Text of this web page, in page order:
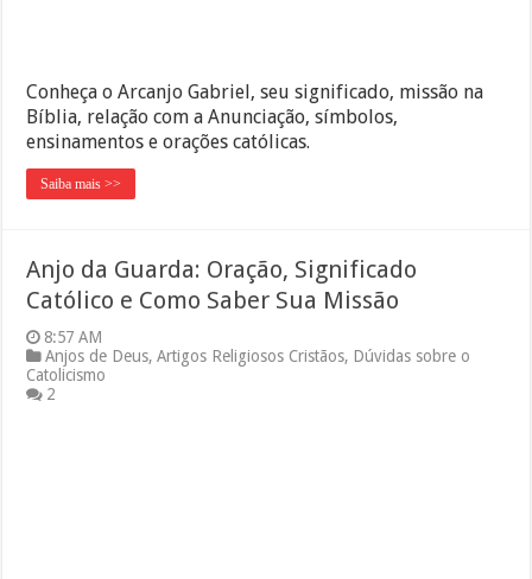
Conheça o Arcanjo Gabriel, seu significado, missão na
Bíblia, relação com a Anunciação, símbolos,
ensinamentos e orações católicas.
Saiba mais >>
Anjo da Guarda: Oração, Significado
Católico e Como Saber Sua Missão
8:57 AM
Anjos de Deus,Artigos Religiosos Cristãos, Dúvidas sobre o
Catolicismo
2